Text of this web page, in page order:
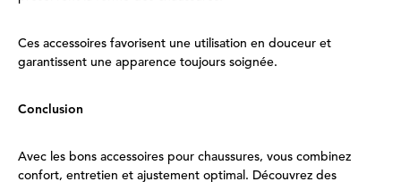
Ces accessoires favorisent une utilisation en douceur et
garantissent une apparence toujours soignée.
Conclusion
Avec les bons accessoires pour chaussures, vous combinez
confort, entretien et ajustement optimal. Découvrez des